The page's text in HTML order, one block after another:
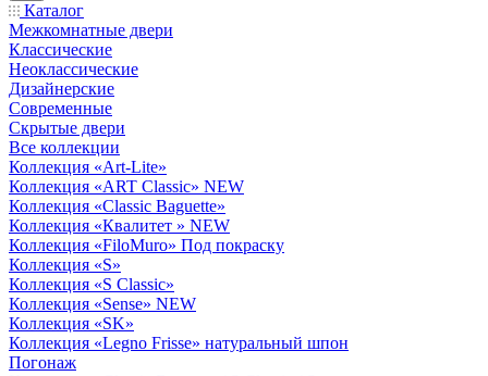
Каталог
Межкомнатные двери
Классические
Неоклассические
Дизайнерские
Современные
Скрытые двери
Все коллекции
Коллекция «Art-Lite»
Коллекция «ART Classic» NEW
Коллекция «Classic Baguette»
Коллекция «Квалитет » NEW
Коллекция «FiloMuro» Под покраску
Коллекция «S»
Коллекция «S Classic»
Коллекция «Sense» NEW
Коллекция «SK»
Коллекция «Legno Frisse» натуральный шпон
Погонаж